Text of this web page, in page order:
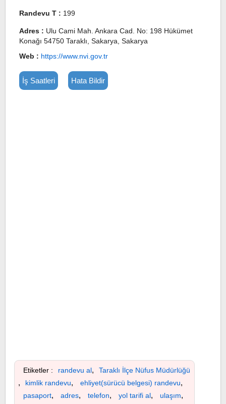
Randevu T : 199
Adres : Ulu Cami Mah. Ankara Cad. No: 198 Hükümet
Konağı 54750 Taraklı, Sakarya, Sakarya
Web : https://www.nvi.gov.tr
İş Saatleri Hata Bildir
Etiketler : randevu al, Taraklı İlçe Nüfus Müdürlüğü
, kimlik randevu, ehliyet(sürücü belgesi) randevu,
pasaport, adres, telefon, yol tarifi al, ulaşım,